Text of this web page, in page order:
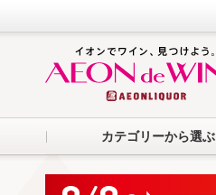
カテゴリーから選ぶ